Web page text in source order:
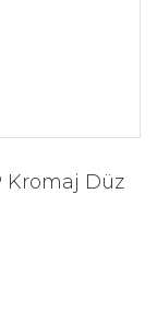
Kromaj Düz